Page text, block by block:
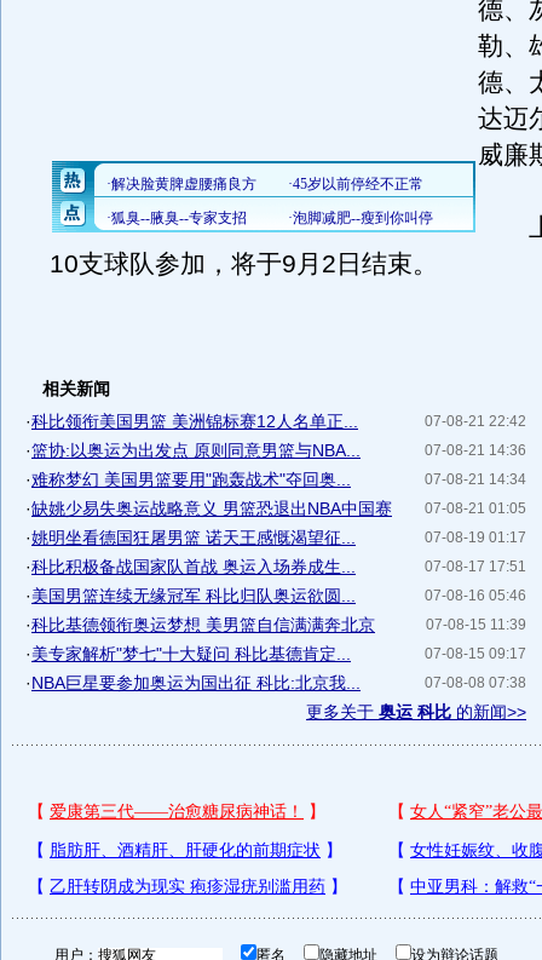
德、
勒、
德、
达迈
威廉
上
10支球队参加，将于9月2日结束。
相关新闻
07-08-21 22:42
·科比领衔美国男篮 美洲锦标赛12人名单正...
07-08-21 14:36
·篮协:以奥运为出发点 原则同意男篮与NBA...
07-08-21 14:34
·难称梦幻 美国男篮要用"跑轰战术"夺回奥...
07-08-21 01:05
·缺姚少易失奥运战略意义 男篮恐退出NBA中国赛
07-08-19 01:17
·姚明坐看德国狂屠男篮 诺天王感慨渴望征...
07-08-17 17:51
·科比积极备战国家队首战 奥运入场券成生...
07-08-16 05:46
·美国男篮连续无缘冠军 科比归队奥运欲圆...
07-08-15 11:39
·科比基德领衔奥运梦想 美男篮自信满满奔北京
07-08-15 09:17
·美专家解析"梦七"十大疑问 科比基德肯定...
07-08-08 07:38
·NBA巨星要参加奥运为国出征 科比:北京我...
更多关于 奥运 科比 的新闻>>
用户： 匿名 隐藏地址 设为辩论话题